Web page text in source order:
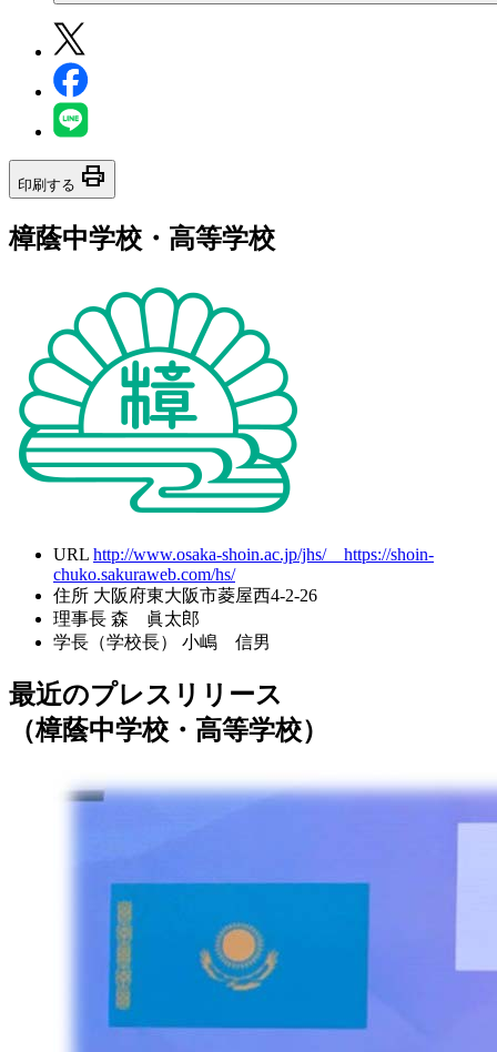
印刷する print
樟蔭中学校・高等学校
URL http://www.osaka-shoin.ac.jp/jhs/ https://shoin-
chuko.sakuraweb.com/hs/
住所 大阪府東大阪市菱屋西4-2-26
理事長 森 眞太郎
学長（学校長）
小嶋 信男
最近のプレスリリース
（樟蔭中学校・高等学校）